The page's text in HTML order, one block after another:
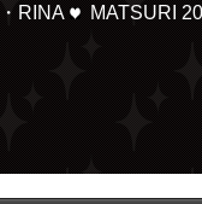
・RINA
MATSURI